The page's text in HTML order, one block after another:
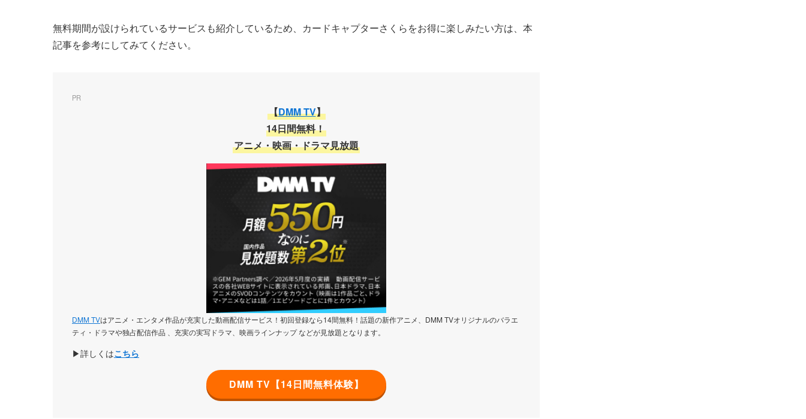
無料期間が設けられているサービスも紹介しているため、カードキャプターさくらをお得に楽しみたい方は、本
記事を参考にしてみてください。
PR
【DMM TV】
14日間無料！
アニメ・映画・ドラマ見放題
DMM TVはアニメ・エンタメ作品が充実した動画配信サービス！初回登録なら14間無料！話題の新作アニメ、DMM TVオリジナルのバラエ
ティ・ドラマや独占配信作品 、充実の実写ドラマ、映画ラインナップ などが見放題となります。
▶詳しくはこちら
DMM TV【14日間無料体験】